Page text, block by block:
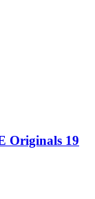
Originals 19